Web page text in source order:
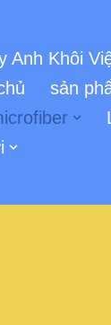
Anh Khôi
sản